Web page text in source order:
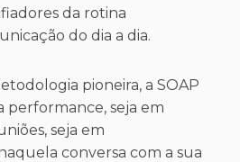
da rotina
do dia a dia.
pioneira, a SOAP
performance, seja em
seja em
conversa com a sua